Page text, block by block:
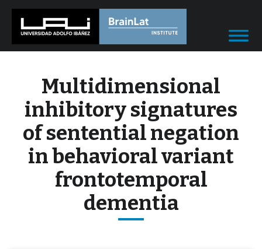
Multidimensional
inhibitory signatures
of sentential negation
in behavioral variant
frontotemporal
dementia